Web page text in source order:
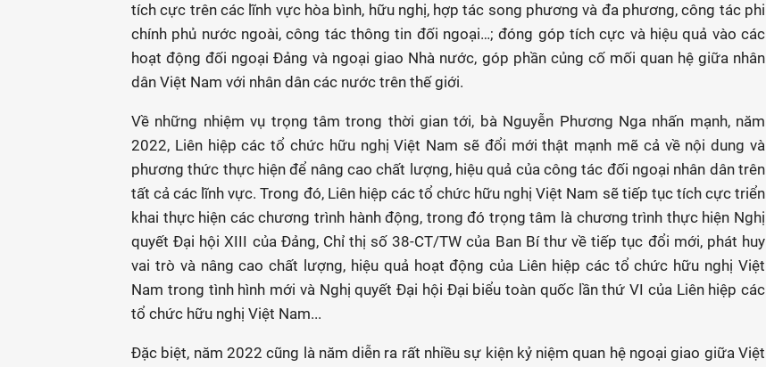
tích cực trên các lĩnh vực hòa bình, hữu nghị, hợp tác song phương và đa phương, công tác phi
chính phủ nước ngoài, công tác thông tin đối ngoại…; đóng góp tích cực và hiệu quả vào các
hoạt động đối ngoại Đảng và ngoại giao Nhà nước, góp phần củng cố mối quan hệ giữa nhân
dân Việt Nam với nhân dân các nước trên thế giới.
Về những nhiệm vụ trọng tâm trong thời gian tới, bà Nguyễn Phương Nga nhấn mạnh, năm
2022, Liên hiệp các tổ chức hữu nghị Việt Nam sẽ đổi mới thật mạnh mẽ cả về nội dung và
phương thức thực hiện để nâng cao chất lượng, hiệu quả của công tác đối ngoại nhân dân trên
tất cả các lĩnh vực. Trong đó, Liên hiệp các tổ chức hữu nghị Việt Nam sẽ tiếp tục tích cực triển
khai thực hiện các chương trình hành động, trong đó trọng tâm là chương trình thực hiện Nghị
quyết Đại hội XIII của Đảng, Chỉ thị số 38-CT/TW của Ban Bí thư về tiếp tục đổi mới, phát huy
vai trò và nâng cao chất lượng, hiệu quả hoạt động của Liên hiệp các tổ chức hữu nghị Việt
Nam trong tình hình mới và Nghị quyết Đại hội Đại biểu toàn quốc lần thứ VI của Liên hiệp các
tổ chức hữu nghị Việt Nam...
Đặc biệt, năm 2022 cũng là năm diễn ra rất nhiều sự kiện kỷ niệm quan hệ ngoại giao giữa Việt